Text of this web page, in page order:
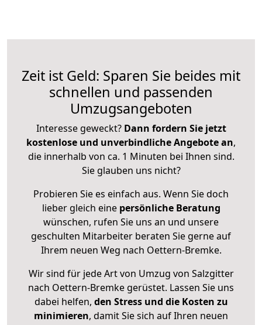
Zeit ist Geld: Sparen Sie beides mit
schnellen und passenden
Umzugsangeboten
Interesse geweckt? Dann fordern Sie jetzt
kostenlose und unverbindliche Angebote an,
die innerhalb von ca. 1 Minuten bei Ihnen sind.
Sie glauben uns nicht?
Probieren Sie es einfach aus. Wenn Sie doch
lieber gleich eine persönliche Beratung
wünschen, rufen Sie uns an und unsere
geschulten Mitarbeiter beraten Sie gerne auf
Ihrem neuen Weg nach Oettern-Bremke.
Wir sind für jede Art von Umzug von Salzgitter
nach Oettern-Bremke gerüstet. Lassen Sie uns
dabei helfen, den Stress und die Kosten zu
minimieren, damit Sie sich auf Ihren neuen